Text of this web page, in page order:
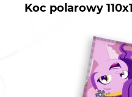
Koc polarowy